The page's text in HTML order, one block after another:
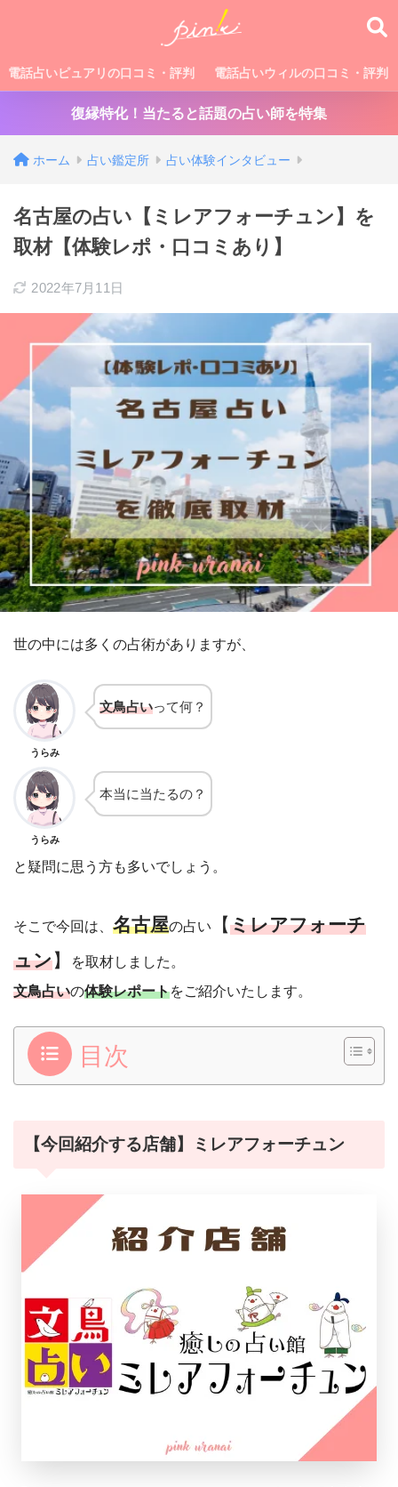
電話占いピュアリの口コミ・評判 電話占いウィルの口コミ・評判
復縁特化！当たると話題の占い師を特集
ホーム 占い鑑定所 占い体験インタビュー
名古屋の占い【ミレアフォーチュン】を
取材【体験レポ・口コミあり】
2022年7月11日
世の中には多くの占術がありますが、
うらみ
文鳥占いって何？
うらみ
本当に当たるの？
と疑問に思う方も多いでしょう。
そこで今回は、 名古屋の占い 【ミレアフォーチ
ュン】
を取材しました。
文鳥占いの体験レポートをご紹介いたします。
目次
【今回紹介する店舗】ミレアフォーチュン